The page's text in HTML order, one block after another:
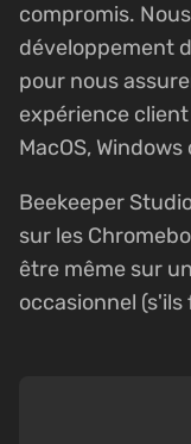
compromis.
développement
pour nous
expérience client
MacOS,
Beekeeper
sur les
être même sur
occasionnel